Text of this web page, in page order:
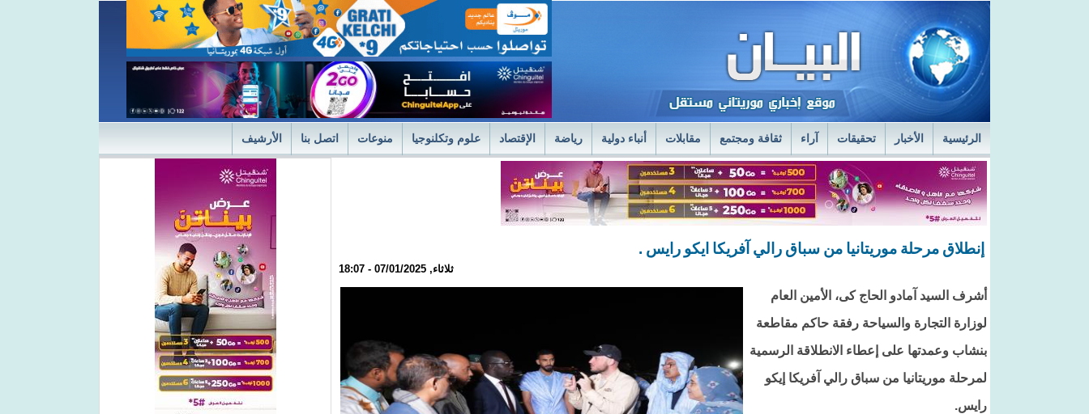
الرئيسية الأخبار تحقيقات آراء ثقافة ومجتمع مقابلات أنباء دولية رياضة الإقتصاد علوم وتكلنوجيا منوعات اتصل بنا الأرشيف
السفير الروسي في نواكشوط يزور مركز الصحراء المستشفى العسكري بنواكشوط يعلن استئناف علاج حصى الكلى بتقنية الليزر الحديثة
قائد أركان الجيوش يعاين الخدمات الطبية في المستشفى العسكري وزير الصحةً يترأس اجتماعا استثنائيا للديوان الموسع لتسليم جوائز "التميز" في نسختها الأولى 2024
إنطلاق مرحلة موريتانيا من سباق رالي آفريكا ايكو رايس .
ثلاثاء, 07/01/2025 - 18:07
أشرف السيد آمادو الحاج كى، الأمين العام
لوزارة التجارة والسياحة رفقة حاكم مقاطعة
بنشاب وعمدتها على إعطاء الانطلاقة الرسمية
لمرحلة موريتانيا من سباق رالي آفريكا إيكو
رايس.